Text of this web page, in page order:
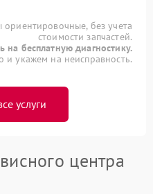
без учета
стоимости запчастей.
на бесплатную диагностику.
укажем на неисправность.
услуги
центра